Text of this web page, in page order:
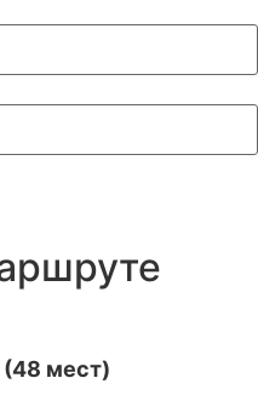
(48 мест)